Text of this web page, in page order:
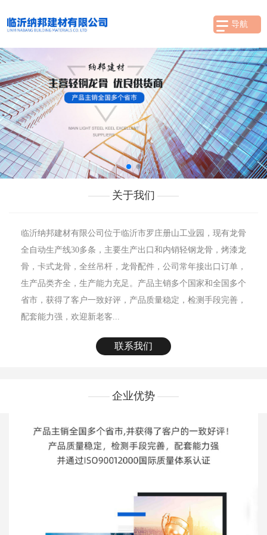
导航
关于我们
临沂纳邦建材有限公司位于临沂市罗庄册山工业园，现有龙骨
全自动生产线30多条，主要生产出口和内销轻钢龙骨，烤漆龙
骨，卡式龙骨，全丝吊杆，龙骨配件，公司常年接出口订单，
生产品类齐全，生产能力充足。产品主销多个国家和全国多个
省市，获得了客户一致好评，产品质量稳定，检测手段完善，
配套能力强，欢迎新老客...
联系我们
企业优势